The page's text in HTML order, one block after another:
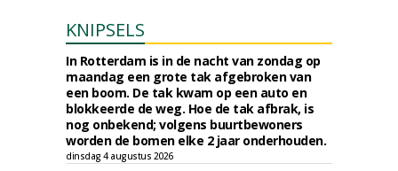
KNIPSELS
In Rotterdam is in de nacht van zondag op
maandag een grote tak afgebroken van
een boom. De tak kwam op een auto en
blokkeerde de weg. Hoe de tak afbrak, is
nog onbekend; volgens buurtbewoners
worden de bomen elke 2 jaar onderhouden.
dinsdag 4 augustus 2026